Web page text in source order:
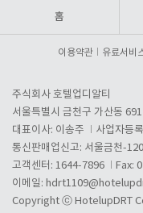
홈
이용약관 유료서비
주식회사 호텔업디알티
서울특별시 금천구 가산동
대표이사: 이송주
사업자등
통신판매업신고: 서울금천-
고객센터: 1644-7896
Fax:
이메일:
Copyright ⓒ HotelupDRT